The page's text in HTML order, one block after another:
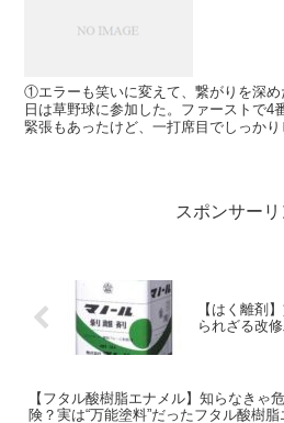
①エラーも笑いに変えて、繋がりを深
日は草野球に参加した。ファーストで4
緊張もあったけど、一打席目でしっかり
スポンサーリ
【はく離剤
られざる改
【フタル酸樹脂エナメル】知らなきゃ危
険？実は“万能塗料”だったフタル酸樹脂